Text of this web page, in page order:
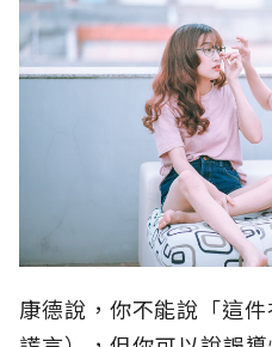
康德說，你不能說「這